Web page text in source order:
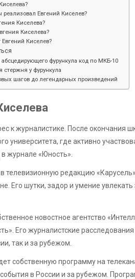
Евгений Киселев?
Киселева?
Киселева?
Евгений Киселев?
фурункула код по МКБ-10
стержня у фурункула
шагов до легендарных произведений
к журналистике. После окончания
университета, где активно
в журнале «Юность».
телевизионную редакцию
Его шутки, задор и умение
новостное агентство
Его журналистские
так и за рубежом.
собственную программу на
в России и за рубежом.